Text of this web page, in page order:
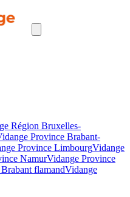
Région Bruxelles-
Province Brabant-
Province LimbourgVidange
NamurVidange Province
flamandVidange